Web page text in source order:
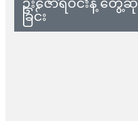
ဦးဇော်ရဲဝင်းနဲ့ တွေ့ဆုံ
ခြင်း